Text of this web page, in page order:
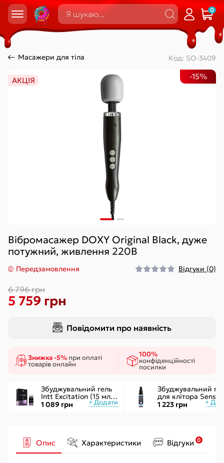
0
Масажери для тіла Код: SO-3409
АКЦІЯ -15%
Вібромасажер DOXY Original Black, дуже
потужний, живлення 220В
Передзамовлення Відгуки (0)
6 796 грн
5 759 грн
Повідомити про наявність
Знижка -5% при оплаті
товарів онлайн
100%
конфіденційності
посилки
Збуджувальний гель
Intt Excitation (15 мл) з
екстрактом
женьшеню, з ефектом
1 089 грн
Збуджувальний
для клітора
ON for Her Arousal
Ice 29мл охолодж.
1 223 грн
Опис Характеристики Відгуки 0